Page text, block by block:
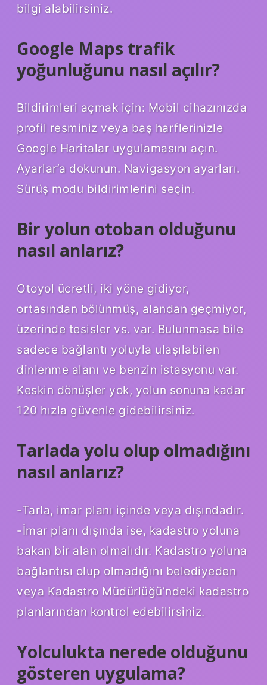
bilgi alabilirsiniz.
Google Maps trafik
yoğunluğunu nasıl açılır?
Bildirimleri açmak için: Mobil cihazınızda
profil resminiz veya baş harflerinizle
Google Haritalar uygulamasını açın.
Ayarlar’a dokunun. Navigasyon ayarları.
Sürüş modu bildirimlerini seçin.
Bir yolun otoban olduğunu
nasıl anlarız?
Otoyol ücretli, iki yöne gidiyor,
ortasından bölünmüş, alandan geçmiyor,
üzerinde tesisler vs. var. Bulunmasa bile
sadece bağlantı yoluyla ulaşılabilen
dinlenme alanı ve benzin istasyonu var.
Keskin dönüşler yok, yolun sonuna kadar
120 hızla güvenle gidebilirsiniz.
Tarlada yolu olup olmadığını
nasıl anlarız?
-Tarla, imar planı içinde veya dışındadır.
-İmar planı dışında ise, kadastro yoluna
bakan bir alan olmalıdır. Kadastro yoluna
bağlantısı olup olmadığını belediyeden
veya Kadastro Müdürlüğü’ndeki kadastro
planlarından kontrol edebilirsiniz.
Yolculukta nerede olduğunu
gösteren uygulama?